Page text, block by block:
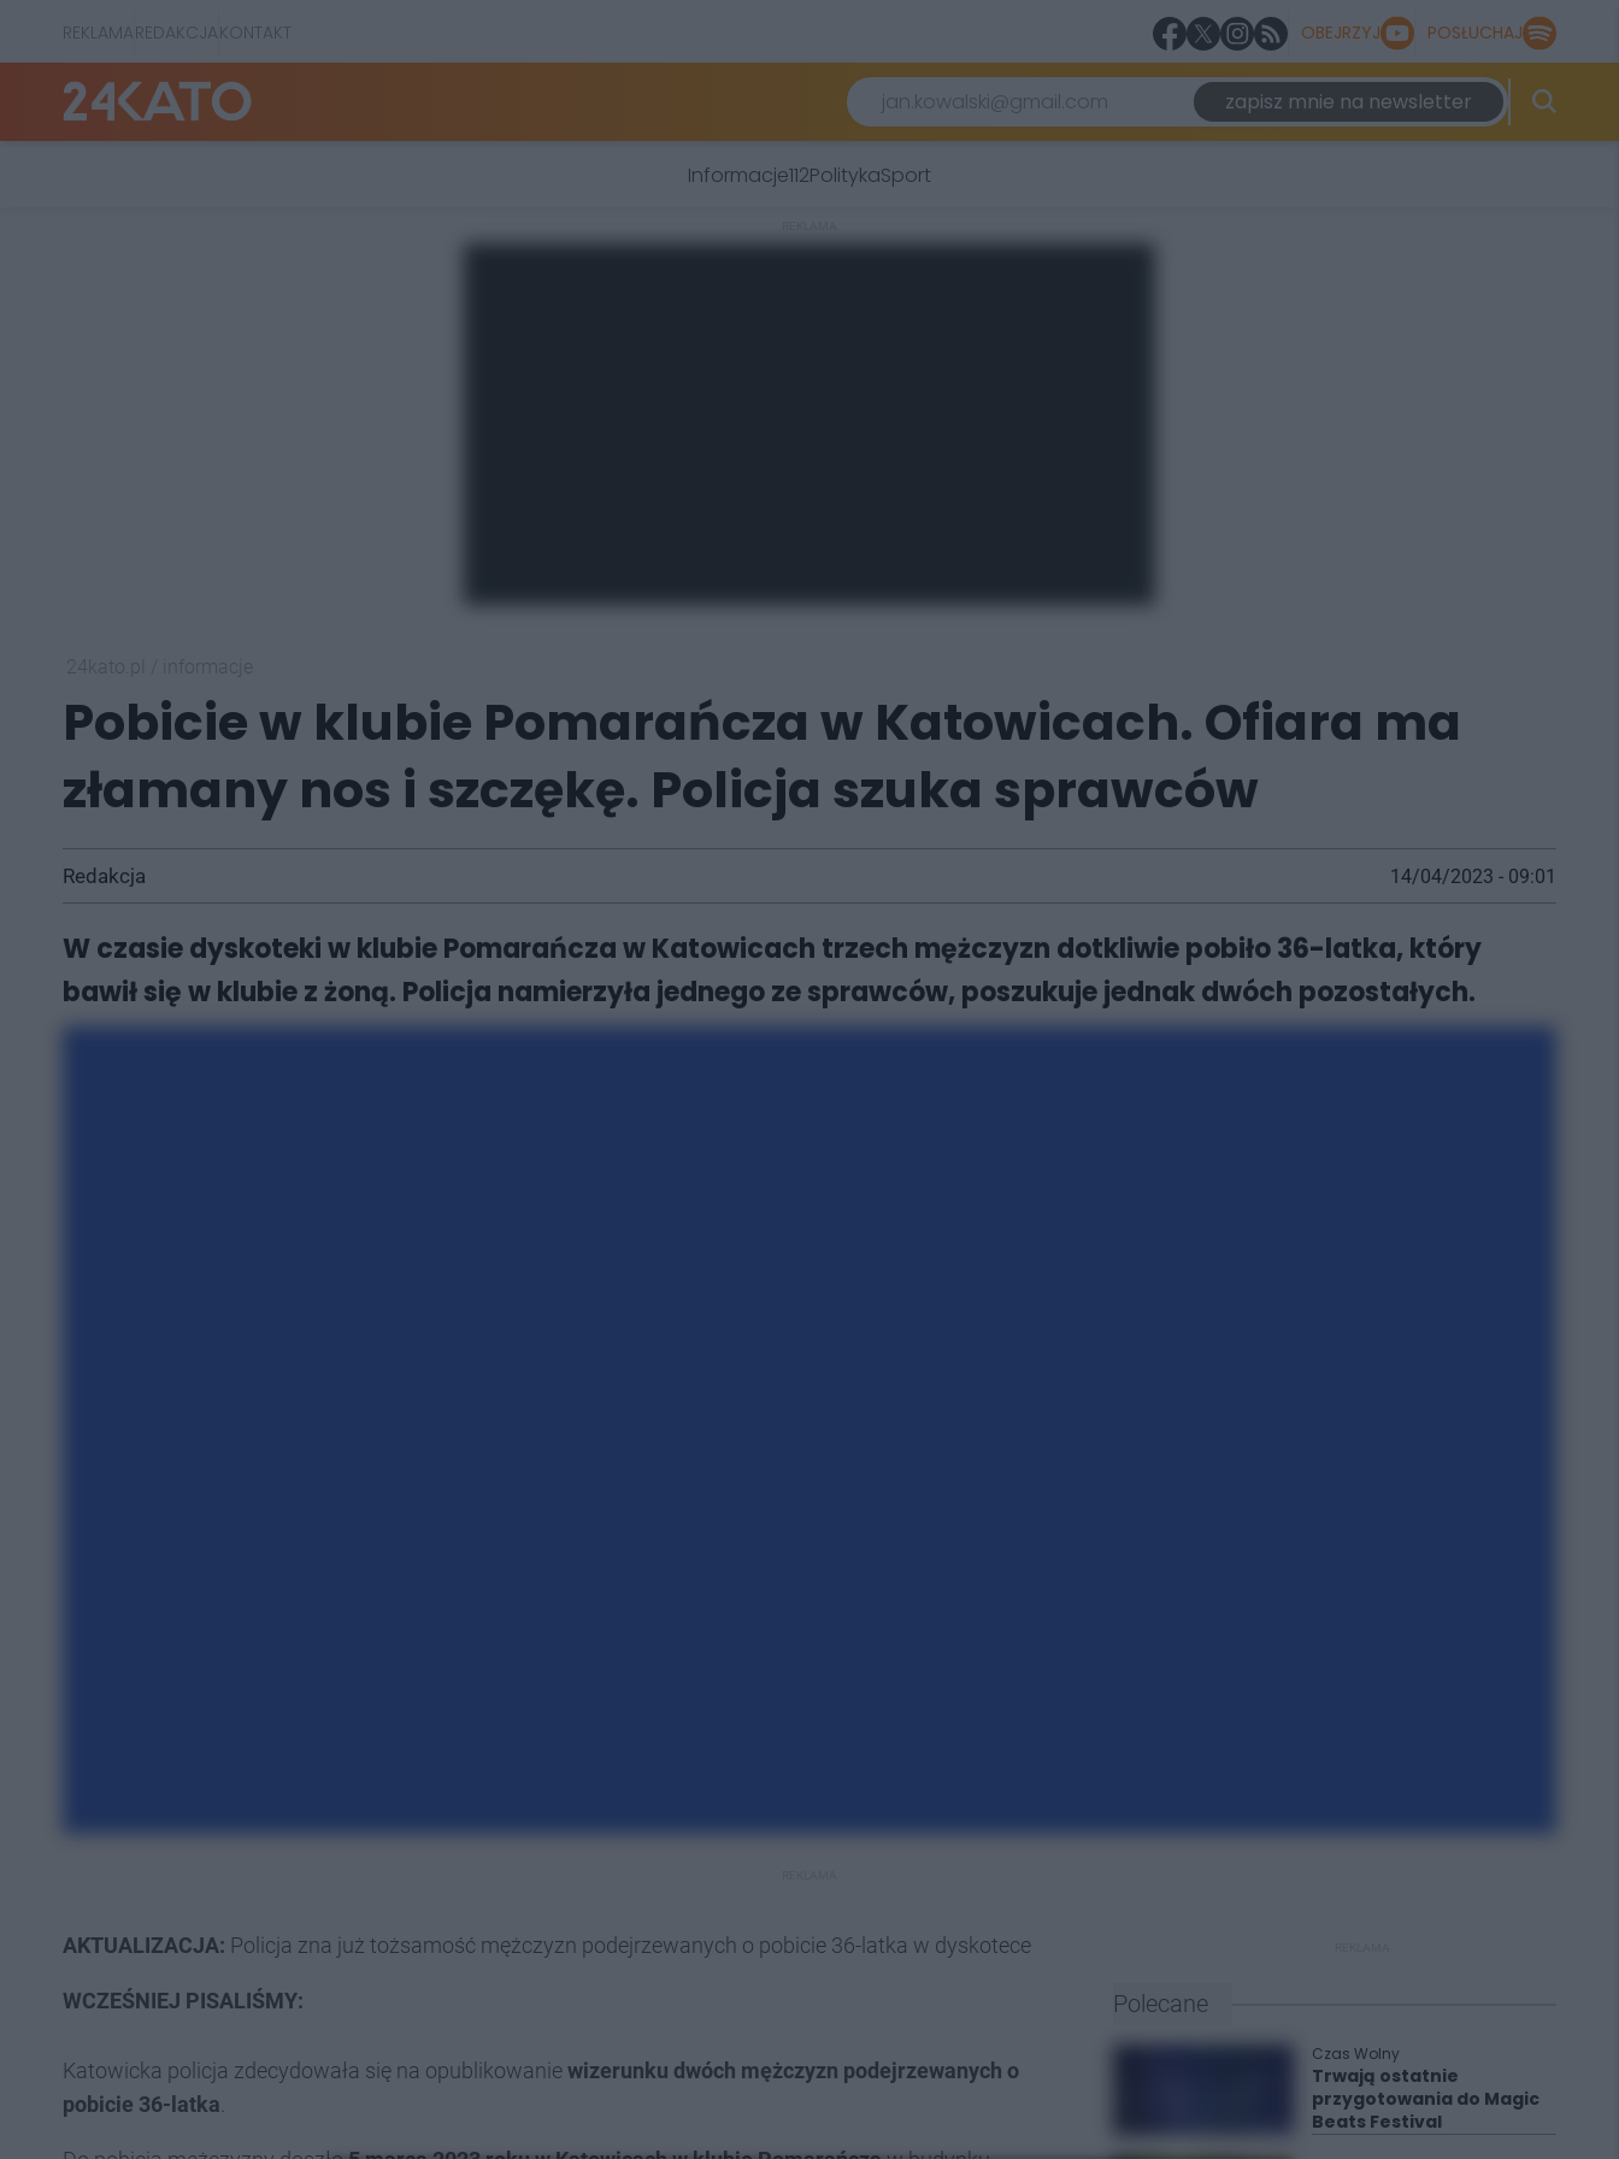
REKLAMAREDAKCJAKONTAKT OBEJRZYJ POSŁUCHAJ
zapisz mnie na newsletter
Informacje112PolitykaSport
Pobicie w klubie Pomarańcza w Katowicach. Ofiara ma
złamany nos i szczękę. Policja szuka sprawców
Redakcja 14/04/2023 - 09:01
W czasie dyskoteki w klubie Pomarańcza w Katowicach trzech mężczyzn dotkliwie pobiło 36-latka, który
bawił się w klubie z żoną. Policja namierzyła jednego ze sprawców, poszukuje jednak dwóch pozostałych.
AKTUALIZACJA: Policja zna już tożsamość mężczyzn podejrzewanych o pobicie 36-latka w dyskotece
WCZEŚNIEJ PISALIŚMY:
Katowicka policja zdecydowała się na opublikowaniewizerunku dwóch mężczyzn podejrzewanych o
pobicie 36-latka
Polecane
Czas Wolny
Trwają ostatnie
przygotowania do Magic
Beats Festival